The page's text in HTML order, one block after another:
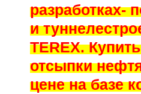
разработках-
и
TEREX.
отсыпки
цене на базе